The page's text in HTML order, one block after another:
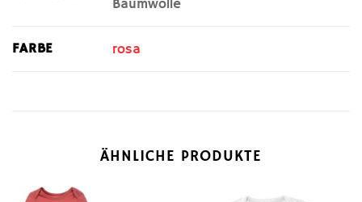
Baumwolle
FARBE rosa
ÄHNLICHE PRODUKTE